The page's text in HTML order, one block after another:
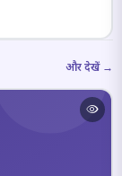
और देखें →